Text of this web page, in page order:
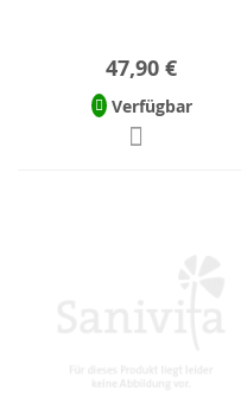
47,90 €
Verfügbar